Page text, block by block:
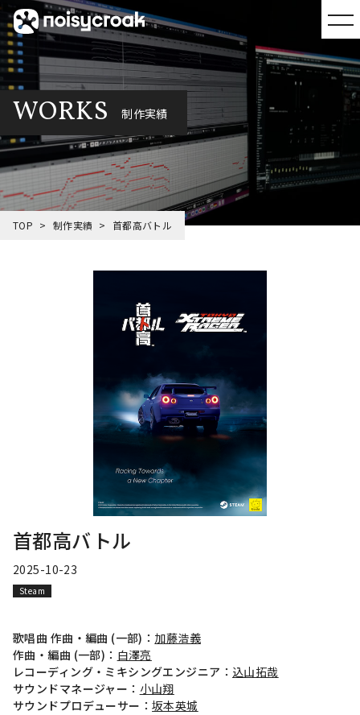
WORKS 制作実績
TOP 制作実績 首都高バトル
首都高バトル
2025-10-23
Steam
歌唱曲 作曲・編曲 (一部)： 加藤浩義
作曲・編曲 (一部)： 白澤亮
レコーディング・ミキシングエンジニア： 込山拓哉
サウンドマネージャー： 小山翔
サウンドプロデューサー：坂本英城